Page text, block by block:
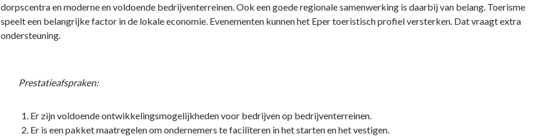
dorpscentra en moderne en voldoende bedrijventerreinen. Ook een goede regionale samenwerking is daarbij van belang. Toerisme
speelt een belangrijke factor in de lokale economie. Evenementen kunnen het Eper toeristisch profiel versterken. Dat vraagt extra
ondersteuning.
Prestatieafspraken:
Er zijn voldoende ontwikkelingsmogelijkheden voor bedrijven op bedrijventerreinen.
Er is een pakket maatregelen om ondernemers te faciliteren in het starten en het vestigen.